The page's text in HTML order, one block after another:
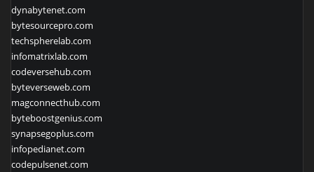
dynabytenet.com
bytesourcepro.com
techspherelab.com
infomatrixlab.com
codeversehub.com
byteverseweb.com
magconnecthub.com
byteboostgenius.com
synapsegoplus.com
infopedianet.com
codepulsenet.com